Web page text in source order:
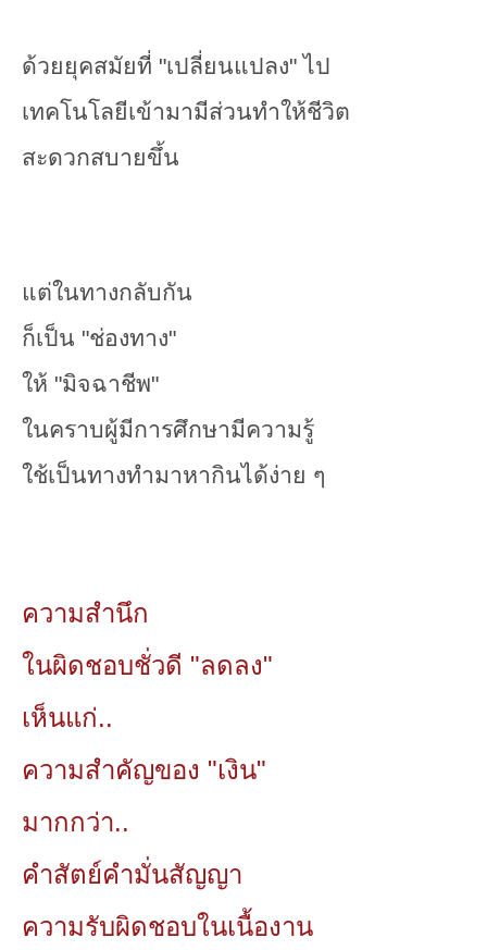
ด้วยยุคสมัยที่ "เปลี่ยนแปลง" ไป
เทคโนโลยีเข้ามามีส่วนทำให้ชีวิต
สะดวกสบายขึ้น
แต่ในทางกลับกัน
ก็เป็น "ช่องทาง"
ให้ "มิจฉาชีพ"
ในคราบผู้มีการศึกษามีความรู้
ใช้เป็นทางทำมาหากินได้ง่าย ๆ
ความสำนึก
ในผิดชอบชั่วดี "ลดลง"
เห็นแก่..
ความสำคัญของ "เงิน"
มากกว่า..
คำสัตย์คำมั่นสัญญา
ความรับผิดชอบในเนื้องาน